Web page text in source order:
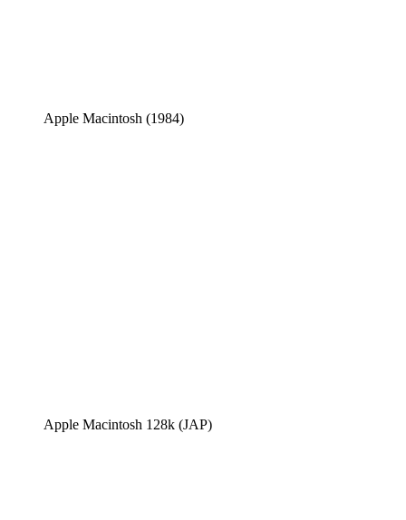
Apple Macintosh (1984)
Apple Macintosh 128k (JAP)